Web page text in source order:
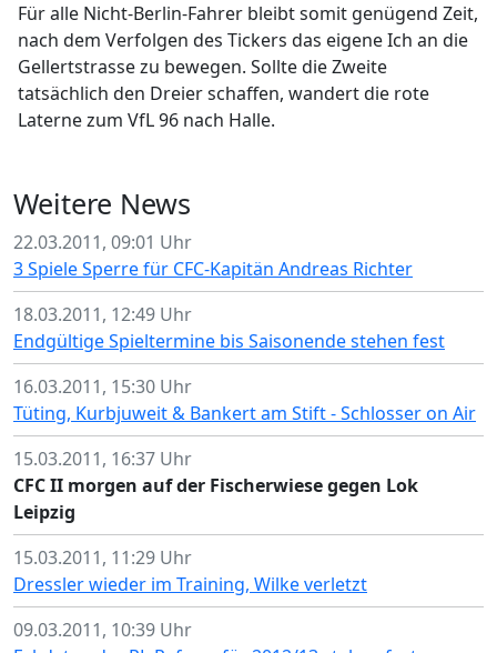
Für alle Nicht-Berlin-Fahrer bleibt somit genügend Zeit,
nach dem Verfolgen des Tickers das eigene Ich an die
Gellertstrasse zu bewegen. Sollte die Zweite
tatsächlich den Dreier schaffen, wandert die rote
Laterne zum VfL 96 nach Halle.
Weitere News
22.03.2011, 09:01 Uhr
3 Spiele Sperre für CFC-Kapitän Andreas Richter
18.03.2011, 12:49 Uhr
Endgültige Spieltermine bis Saisonende stehen fest
16.03.2011, 15:30 Uhr
Tüting, Kurbjuweit & Bankert am Stift - Schlosser on Air
15.03.2011, 16:37 Uhr
CFC II morgen auf der Fischerwiese gegen Lok
Leipzig
15.03.2011, 11:29 Uhr
Dressler wieder im Training, Wilke verletzt
09.03.2011, 10:39 Uhr